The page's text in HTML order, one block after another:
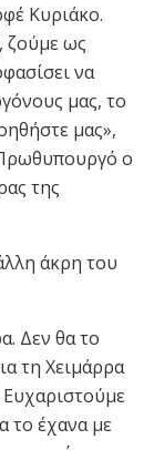
Κυριάκο.
ζούμε ως
να
μας, το
μας»,
ο
της
άκρη του
Δεν θα το
τη Χειμάρρα
Ευχαριστούμε
το έχανα με